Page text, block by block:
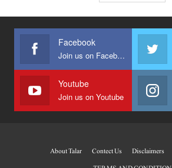
Facebook
Join us on Facebook
Youtube
Join us on Youtube
About Talar Contect Us Disclaimers